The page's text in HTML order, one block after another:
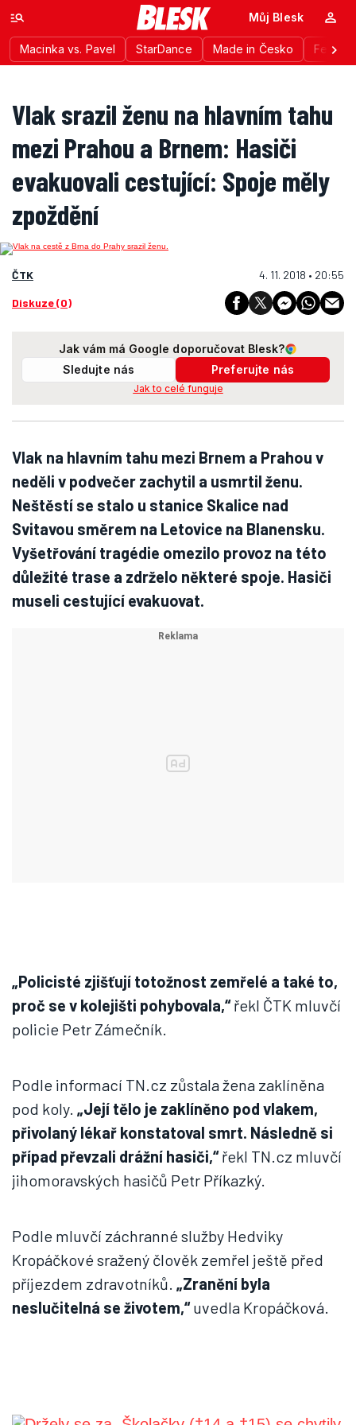
Macinka vs. Pavel StarDance Made in Česko
Můj Blesk
Vlak srazil ženu na hlavním tahu
mezi Prahou a Brnem: Hasiči
evakuovali cestující: Spoje měly
zpoždění
ČTK 4. 11. 2018 • 20:55
Diskuze (0)
Jak vám má Google doporučovat Blesk?
Sledujte nás
Preferujte nás
Jak to celé funguje
Vlak na hlavním tahu mezi Brnem a Prahou v
neděli v podvečer zachytil a usmrtil ženu.
Neštěstí se stalo u stanice Skalice nad
Svitavou směrem na Letovice na Blanensku.
Vyšetřování tragédie omezilo provoz na této
důležité trase a zdrželo některé spoje. Hasiči
museli cestující evakuovat.
„Policisté zjišťují totožnost zemřelé a také to,
proč se v kolejišti pohybovala,“řekl ČTK mluvčí
policie Petr Zámečník.
Podle informací TN.cz zůstala žena zaklíněna
pod koly. „Její tělo je zaklíněno pod vlakem,
přivolaný lékař konstatoval smrt. Následně si
případ převzali drážní hasiči,“řekl TN.cz mluvčí
jihomoravských hasičů Petr Příkazký.
Podle mluvčí záchranné služby Hedviky
Kropáčkové sražený člověk zemřel ještě před
příjezdem zdravotníků. „Zranění byla
neslučitelná se životem,“uvedla Kropáčková.